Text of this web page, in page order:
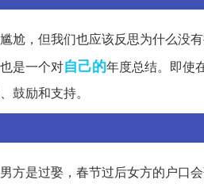
尬，但我们也应该反思为什么没
是一个对自己的年度总结。即使
鼓励和支持。
方是过娶，春节过后女方的户口